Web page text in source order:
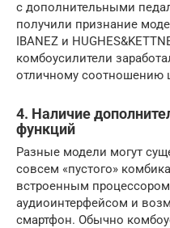
с дополнительными
получили признание
IBANEZ и
комбоусилители
отличному соотношению
4. Наличие
функций
Разные модели могут
совсем «пустого»
встроенным
аудиоинтерфейсом и
смартфон. Обычно